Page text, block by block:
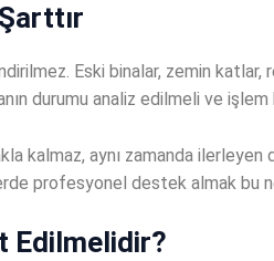
Eski binalar, zemin
durumu analiz edilmeli ve işlem
kalmaz, aynı zamanda
profesyonel destek almak bu
Edilmelidir?